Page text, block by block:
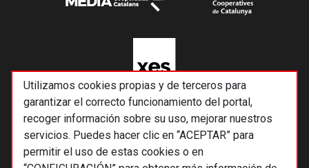
Utilizamos cookies propias y de terceros para
garantizar el correcto funcionamiento del portal,
recoger información sobre su uso, mejorar nuestros
servicios. Puedes hacer clic en “ACEPTAR” para
permitir el uso de estas cookies o en